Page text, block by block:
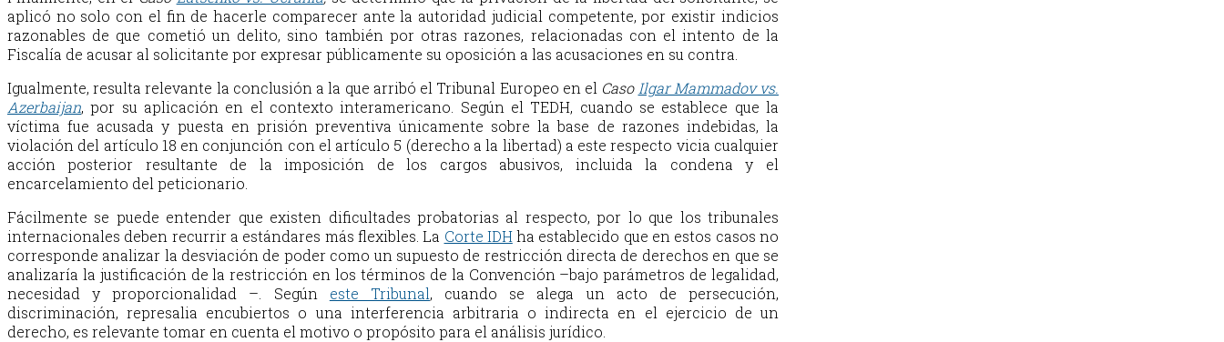
aplicó no solo con el fin de hacerle comparecer ante la autoridad judicial competente, por existir indicios
razonables de que cometió un delito, sino también por otras razones, relacionadas con el intento de la
Fiscalía de acusar al solicitante por expresar públicamente su oposición a las acusaciones en su contra.
Igualmente, resulta relevante la conclusión a la que arribó el Tribunal Europeo en el Caso Ilgar Mammadov vs.
Azerbaijan,por su aplicación en el contexto interamericano. Según el TEDH, cuando se establece que la
víctima fue acusada y puesta en prisión preventiva únicamente sobre la base de razones indebidas, la
violación del artículo 18 en conjunción con el artículo 5 (derecho a la libertad) a este respecto vicia cualquier
acción posterior resultante de la imposición de los cargos abusivos, incluida la condena y el
encarcelamiento del peticionario.
Fácilmente se puede entender que existen dificultades probatorias al respecto, por lo que los tribunales
internacionales deben recurrir a estándares más flexibles. La Corte IDH ha establecido que en estos casos no
corresponde analizar la desviación de poder como un supuesto de restricción directa de derechos en que se
analizaría la justificación de la restricción en los términos de la Convención –bajo parámetros de legalidad,
necesidad y proporcionalidad –. Según
este Tribunal, cuando se alega un acto de persecución,
discriminación, represalia encubiertos o una interferencia arbitraria o indirecta en el ejercicio de un
derecho, es relevante tomar en cuenta el motivo o propósito para el análisis jurídico.